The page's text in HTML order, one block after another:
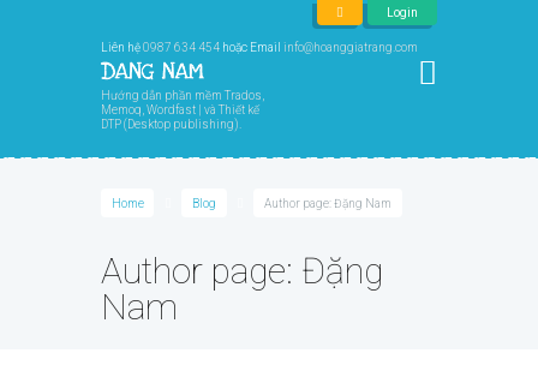
Login
Liên hệ0987 634 454 hoặc Email info@hoanggiatrang.com
Hướng dẫn phần mềm Trados,
Memoq, Wordfast | và Thiết kế
DTP (Desktop publishing).
Home Blog Author page: Đặng Nam
Author page: Đặng
Nam